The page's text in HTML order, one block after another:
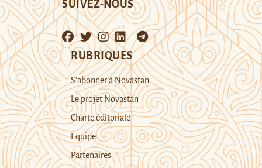
SUIVEZ-NOUS
RUBRIQUES
S’abonner à Novastan
Le projet Novastan
Charte éditoriale
Equipe
Partenaires